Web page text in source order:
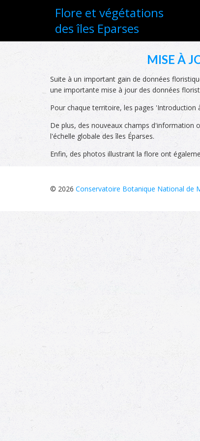
Flore et végétations
des îles Eparses
MISE À
Suite à un important gain de données
une importante mise à jour des données
Pour chaque territoire, les pages
De plus, des nouveaux champs d'information
l'échelle globale des îles Éparses.
Enfin, des photos illustrant la flore ont
© 2026 Conservatoire Botanique National de